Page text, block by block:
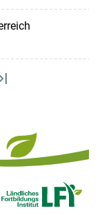
zum